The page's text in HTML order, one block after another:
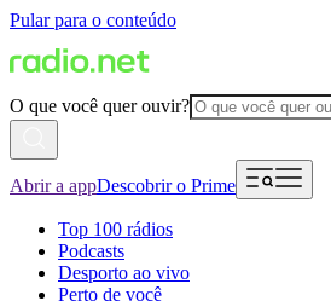
Pular para o conteúdo
O que você quer ouvir?
Abrir a appDescobrir o Prime
Top 100 rádios
Podcasts
Desporto ao vivo
Perto de você